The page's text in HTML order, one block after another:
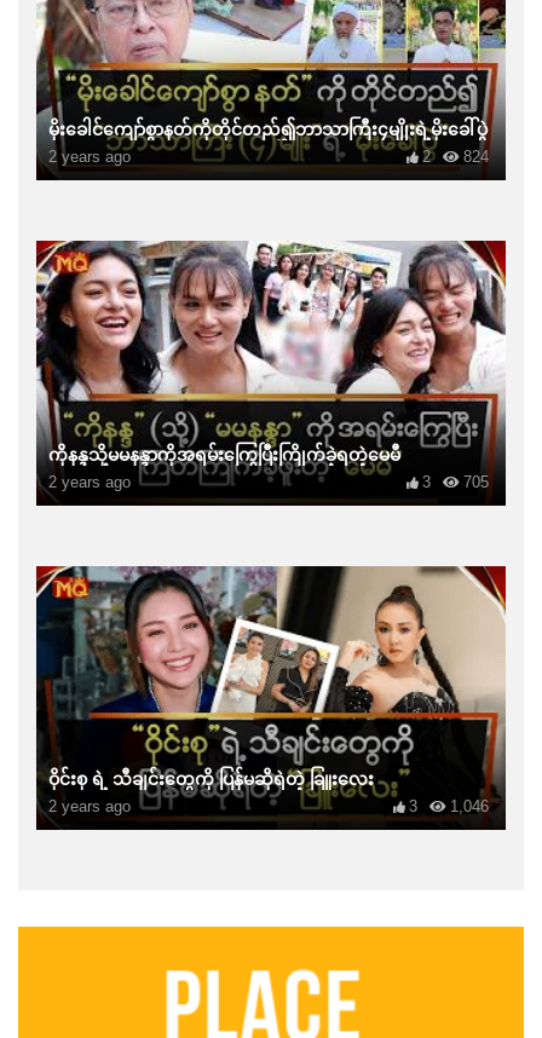
မိုးခေါင်ကျော်စွာနတ်ကိုတိုင်တည်၍ဘာသာကြီး၄မျိုးရဲ့မိုးခေါ်ပွဲ
2 years ago 824
2
ကိုနန္ဒသို့မမနန္ဒာကိုအရမ်းကြွေပြီးကြိုက်ခဲ့ရတဲ့မေမီ
2 years ago 705
3
ဝိုင်းစု ရဲ့ သီချင်းတွေကို ပြန်မဆိုရဲတဲ့ ခြူးလေး
2 years ago 1,046
3